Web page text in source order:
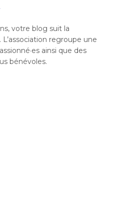
votre blog suit la
regroupe une
ainsi que des
bénévoles.